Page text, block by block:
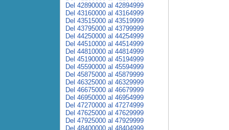
Del 42890000 al 42894999
Del 43160000 al 43164999
Del 43515000 al 43519999
Del 43795000 al 43799999
Del 44250000 al 44254999
Del 44510000 al 44514999
Del 44810000 al 44814999
Del 45190000 al 45194999
Del 45590000 al 45594999
Del 45875000 al 45879999
Del 46325000 al 46329999
Del 46675000 al 46679999
Del 46950000 al 46954999
Del 47270000 al 47274999
Del 47625000 al 47629999
Del 47925000 al 47929999
Del 48400000 al 48404999